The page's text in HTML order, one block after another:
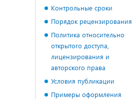
Контрольные сроки
Порядок рецензирования
Политика относительно
открытого доступа,
лицензирования и
авторского права
Условия публикации
Примеры оформления